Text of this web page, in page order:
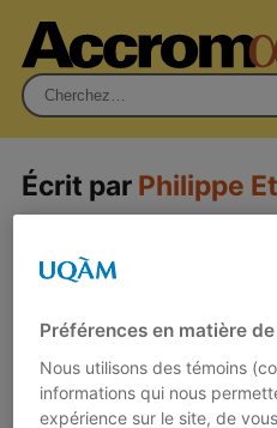
Rechercher :
Écrit par Philippe
Des prédateurs et
ParPhilippe
Sur la terre toutes les
cherchent à survivre
cohabiter entre elles.
Préférences en matière
Nous utilisons des témoins
informations qui nous
expérience sur le site, de